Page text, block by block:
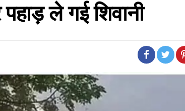
पहाड़ले गई शिवानी